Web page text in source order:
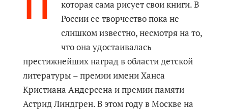
которая сама рисует свои книги. В
России ее творчество пока не
слишком известно, несмотря на то,
что она удостаивалась
престижнейших наград в области детской
литературы – премии имени Ханса
Кристиана Андерсена и премии памяти
Астрид Линдгрен. В этом году в Москве на